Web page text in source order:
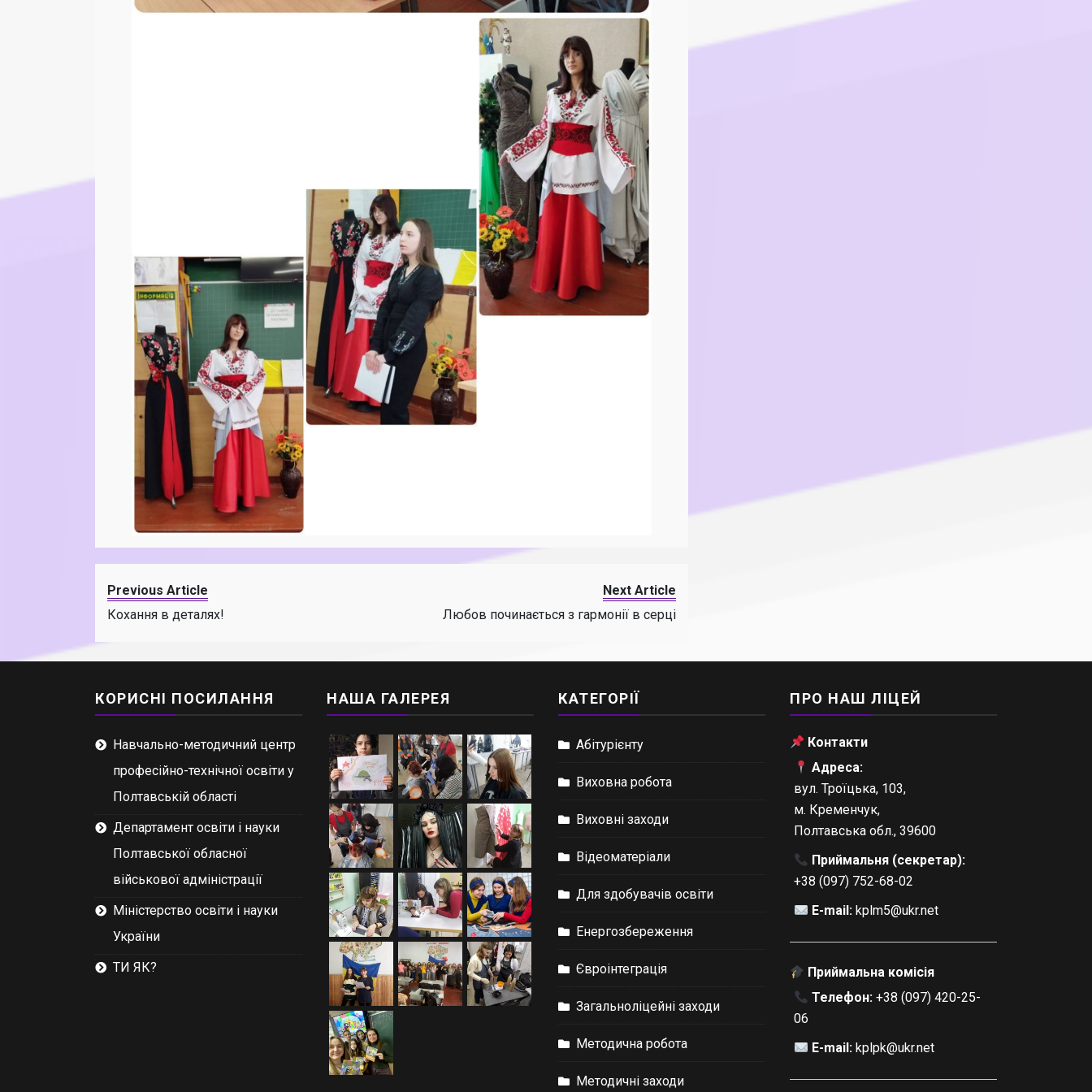
Previous Article
Кохання в деталях!
Next Article
Любов починається з гармонії в серці
КОРИСНІ ПОСИЛАННЯ
Навчально-методичний центр
професійно-технічної освіти у
Полтавській області
Департамент освіти і науки
Полтавської обласної
військової адміністрації
Міністерство освіти і науки
України
ТИ ЯК?
НАША ГАЛЕРЕЯ КАТЕГОРІЇ
Абітурієнту
Виховна робота
Виховні заходи
Відеоматеріали
Для здобувачів освіти
Енергозбереження
Євроінтеграція
Загальноліцейні заходи
Методична робота
Методичні заходи
ПРО НАШ ЛІЦЕЙ
Контакти
Адреса:
вул. Троїцька, 103,
м. Кременчук,
Полтавська обл., 39600
Приймальня (секретар):
+38 (097) 752-68-02
E-mail: kplm5@ukr.net
Приймальна комісія
Телефон: +38 (097) 420-25-
06
E-mail: kplpk@ukr.net